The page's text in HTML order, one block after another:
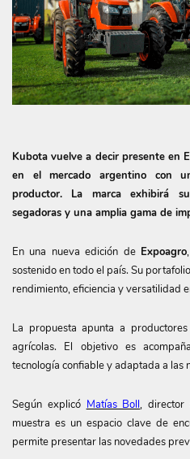
Kubota vuelve a decir presente en
en el mercado argentino con
productor. La marca exhibirá
segadoras y una amplia gama de
En una nueva edición de Expoagro
sostenido en todo el país. Su
rendimiento, eficiencia y versatilidad
La propuesta apunta a
agrícolas. El objetivo es
tecnología confiable y adaptada a las
Según explicó Matías Boll, director
muestra es un espacio clave de
permite presentar las novedades